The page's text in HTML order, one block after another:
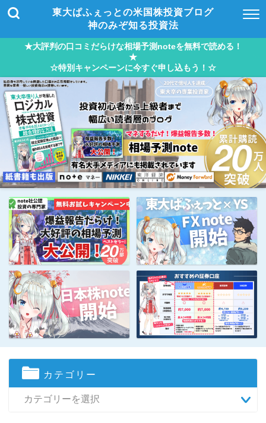
東大ぱふぇっとの米国株投資ブログ
神のみぞ知る投資法
★大評判の口コミだらけな相場予測noteを無料で読める！
★
☆特別キャンペーンに今すぐ申し込もう！☆
カテゴリー